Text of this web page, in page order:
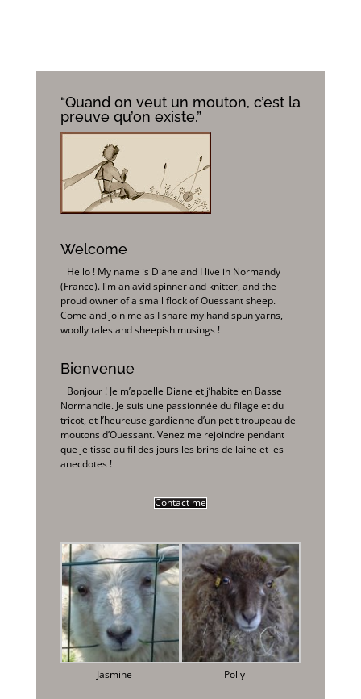
“Quand on veut un mouton, c’est la
preuve qu’on existe.”
Welcome
Hello ! My name is Diane and I live in Normandy
(France). I'm an avid spinner and knitter, and the
proud owner of a small flock of Ouessant sheep.
Come and join me as I share my hand spun yarns,
woolly tales and sheepish musings !
Bienvenue
Bonjour ! Je m’appelle Diane et j’habite en Basse
Normandie. Je suis une passionnée du filage et du
tricot, et l’heureuse gardienne d’un petit troupeau de
moutons d’Ouessant. Venez me rejoindre pendant
que je tisse au fil des jours les brins de laine et les
anecdotes !
Contact me
Jasmine Polly